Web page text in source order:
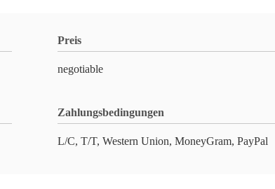
Preis
negotiable
Zahlungsbedingungen
L/C, T/T, Western Union, MoneyGram, PayPal